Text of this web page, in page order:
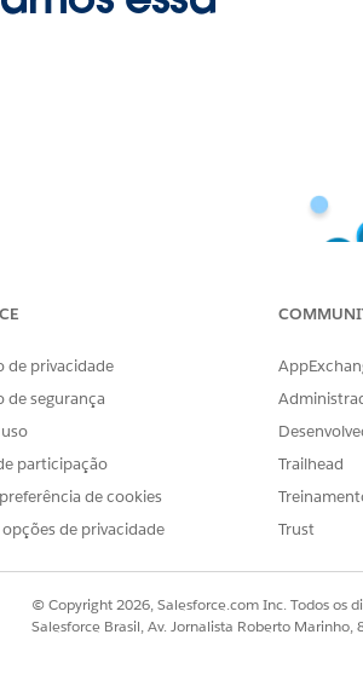
de privacidade
de segurança
participação
de cookies
opções de privacidade
Trailhead
Trust
© Copyright 2026, Salesforce.com Inc. Todos os
Salesforce Brasil, Av. Jornalista Roberto Marinho,